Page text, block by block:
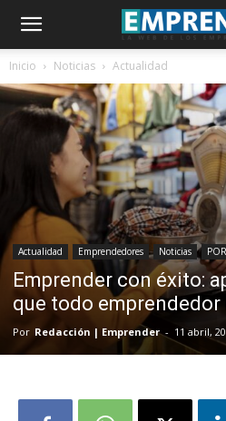
Inicio Noticias Actualidad
Actualidad Emprendedores Noticias
Emprender con éxito:
que todo
Por Redacción | Emprender - 11 abril,